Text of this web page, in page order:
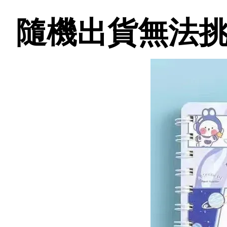
隨機出貨無法